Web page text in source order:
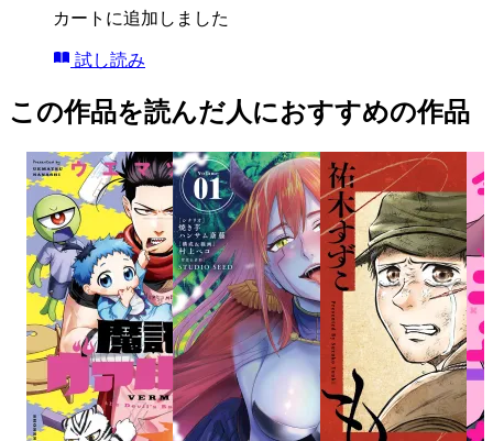
カートに追加しました
試し読み
この作品を読んだ人におすすめの作品